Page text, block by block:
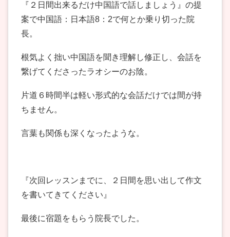
『２日間出来るだけ中国語で話しましょう』の提
案で中国語：日本語8：2で何とか乗り切った院
長。
根気よく拙い中国語を聞き理解し修正し、会話を
繋げてくださったラオシーのお陰。
片道６時間半は軽い形式的な会話だけでは間が持
ちません。
言葉も関係も深くなったような。
『次回レッスンまでに、２日間を思い出して作文
を書いてきてください』
最後に宿題をもらう院長でした。